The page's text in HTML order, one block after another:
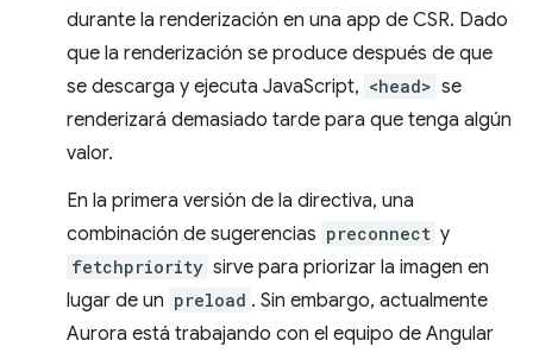
durante la renderización en una app de CSR. Dado
que la renderización se produce después de que
se descarga y ejecuta JavaScript, <head> se
renderizará demasiado tarde para que tenga algún
valor.
En la primera versión de la directiva, una
combinación de sugerencias preconnect y
fetchpriority sirve para priorizar la imagen en
lugar de un preload . Sin embargo, actualmente
Aurora está trabajando con el equipo de Angular